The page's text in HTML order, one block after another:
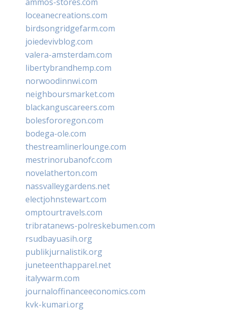
loceanecreations.com
birdsongridgefarm.com
joiedevivblog.com
valera-amsterdam.com
libertybrandhemp.com
norwoodinnwi.com
neighboursmarket.com
blackanguscareers.com
bolesfororegon.com
bodega-ole.com
thestreamlinerlounge.com
mestrinorubanofc.com
novelatherton.com
nassvalleygardens.net
electjohnstewart.com
omptourtravels.com
tribratanews-polreskebumen.com
rsudbayuasih.org
publikjurnalistik.org
juneteenthapparel.net
italywarm.com
journaloffinanceeconomics.com
kvk-kumari.org